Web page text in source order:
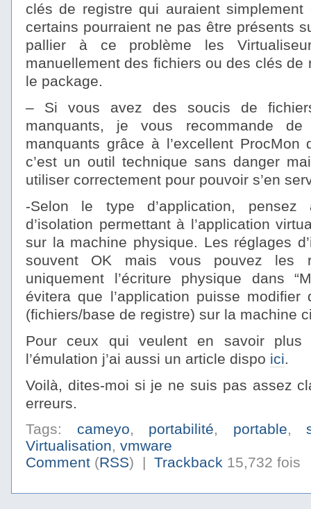
clés de registre qui auraient simplement
certains pourraient ne pas être présents
pallier à ce problème les
manuellement des fichiers ou des clés de
le package.
– Si vous avez des soucis de
manquants, je vous recommande
manquants grâce à l’excellent ProcMon
c’est un outil technique sans danger
utiliser correctement pour pouvoir s’en
-Selon le type d’application,
d’isolation permettant à l’application
sur la machine physique. Les réglages
souvent OK mais vous pouvez les
uniquement l’écriture physique dans
évitera que l’application puisse modifier
(fichiers/base de registre) sur la machine
Pour ceux qui veulent en savoir plus
l’émulation j’ai aussi un article dispo ici.
Voilà, dites-moi si je ne suis pas assez
erreurs.
Tags: cameyo, portabilité, portable,
Virtualisation, vmware
Comment (RSS) | Trackback 15,732 fois